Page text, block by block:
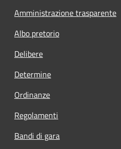
Amministrazione trasparente
Albo pretorio
Delibere
Determine
Ordinanze
Regolamenti
Bandi di gara